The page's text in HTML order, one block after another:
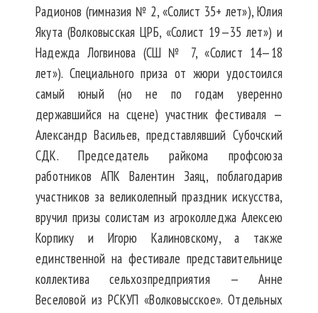
Радионов (гимназия № 2, «Солист 35+ лет»), Юлия
Якута (Волковысская ЦРБ, «Солист 19—35 лет») и
Надежда Логвинова (СШ № 7, «Солист 14—18
лет»). Специального приза от жюри удостоился
самый юный (но не по годам уверенно
державшийся на сцене) участник фестиваля —
Александр Васильев, представлявший Субочский
СДК. Председатель райкома профсоюза
работников АПК Валентин Заяц, поблагодарив
участников за великолепный праздник искусства,
вручил призы солистам из агроколледжа Алексею
Корпику и Игорю Калиновскому, а также
единственной на фестивале представительнице
коллектива сельхозпредприятия — Анне
Веселовой из РСКУП «Волковысское». Отдельных